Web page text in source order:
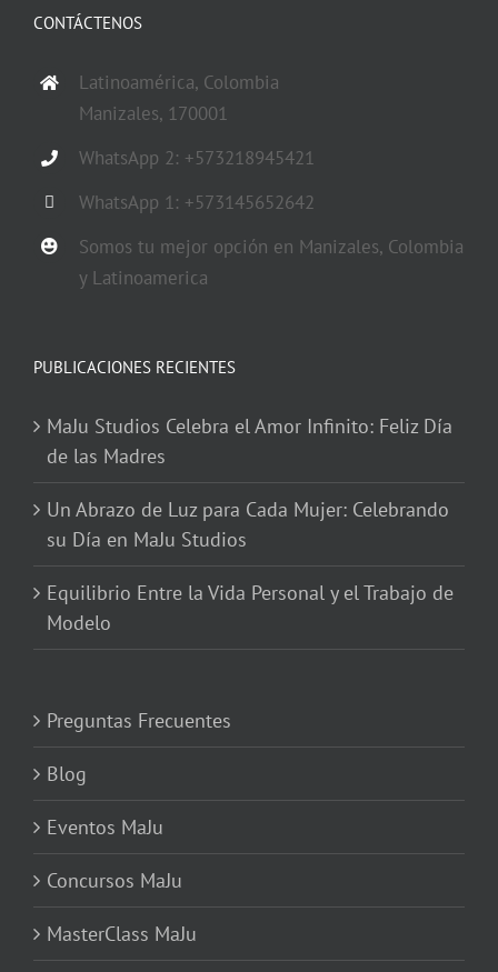
CONTÁCTENOS
Latinoamérica, Colombia
Manizales, 170001
WhatsApp 2: +573218945421
WhatsApp 1: +573145652642
Somos tu mejor opción en Manizales, Colombia
y Latinoamerica
PUBLICACIONES RECIENTES
MaJu Studios Celebra el Amor Infinito: Feliz Día
de las Madres
Un Abrazo de Luz para Cada Mujer: Celebrando
su Día en MaJu Studios
Equilibrio Entre la Vida Personal y el Trabajo de
Modelo
Preguntas Frecuentes
Blog
Eventos MaJu
Concursos MaJu
MasterClass MaJu